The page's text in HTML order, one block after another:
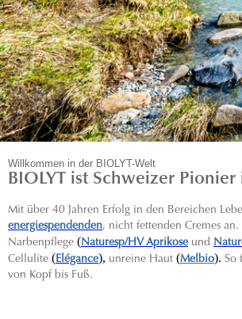
Willkommen in der BIOLYT-Welt
BIOLYT ist Schweizer
Mit über 40 Jahren Erfolg in den Bereichen
energiespendenden, nicht fettenden Cremes
Narbenpflege (Naturesp/HV Aprikose und
Cellulite (Elégance), unreine Haut (Melbio). So
von Kopf bis Fuß.